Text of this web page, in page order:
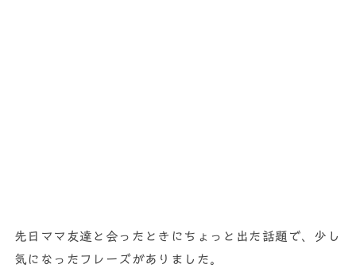
先日ママ友達と会ったときにちょっと出た話題で、少し
気になったフレーズがありました。